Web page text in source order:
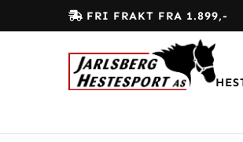
FRI FRAKT FRA 1.899,-